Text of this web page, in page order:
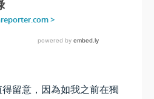
留意，因為如我之前在獨